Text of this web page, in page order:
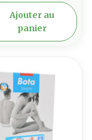
Ajouter au
panier